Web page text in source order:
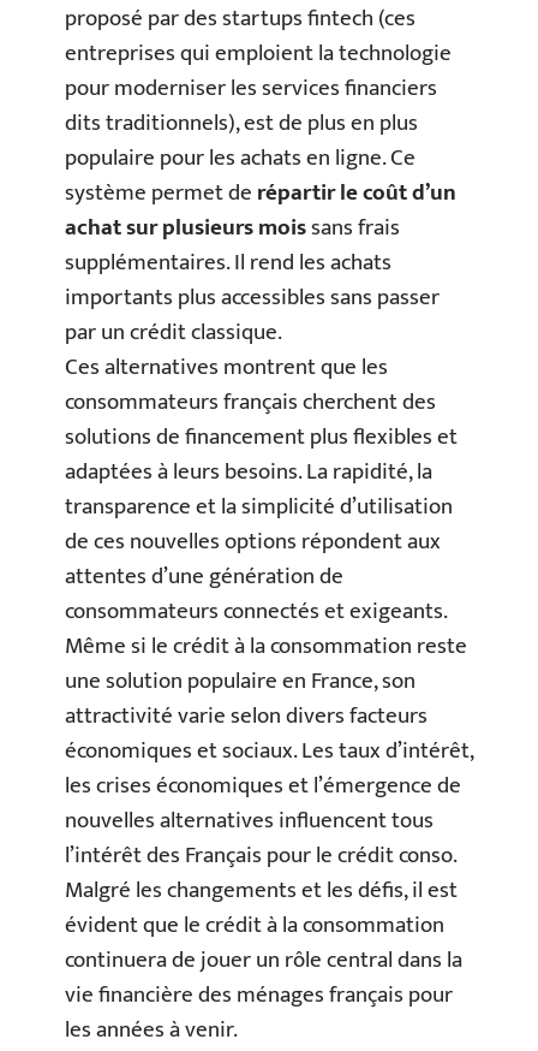
proposé par des startups fintech (ces
entreprises qui emploient la technologie
pour moderniser les services financiers
dits traditionnels), est de plus en plus
populaire pour les achats en ligne. Ce
système permet derépartir le coût d’un
achat sur plusieurs moissans frais
supplémentaires. Il rend les achats
importants plus accessibles sans passer
par un crédit classique.
Ces alternatives montrent que les
consommateurs français cherchent des
solutions de financement plus flexibles et
adaptées à leurs besoins. La rapidité, la
transparence et la simplicité d’utilisation
de ces nouvelles options répondent aux
attentes d’une génération de
consommateurs connectés et exigeants.
Même si le crédit à la consommation reste
une solution populaire en France, son
attractivité varie selon divers facteurs
économiques et sociaux. Les taux d’intérêt,
les crises économiques et l’émergence de
nouvelles alternatives influencent tous
l’intérêt des Français pour le crédit conso.
Malgré les changements et les défis, il est
évident que le crédit à la consommation
continuera de jouer un rôle central dans la
vie financière des ménages français pour
les années à venir.